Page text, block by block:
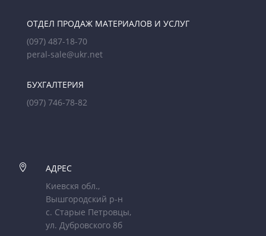
ОТДЕЛ ПРОДАЖ МАТЕРИАЛОВ И УСЛУГ
(097) 487-18-70
peral-sale@ukr.net
БУХГАЛТЕРИЯ
(097) 746-78-82

АДРЕС
Киевскя обл.,
Вышгородский р-н
с. Старые Петровцы,
ул. Дубровского 8б